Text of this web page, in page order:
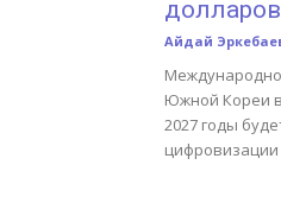
долларов
Айдай
Южной Кореи в
2027 годы
цифровизации